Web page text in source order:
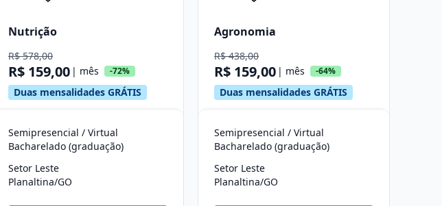
Nutrição
R$ 578,00
R$ 159,00 | mês -72%
Duas mensalidades GRÁTIS
Semipresencial / Virtual
Bacharelado (graduação)
Setor Leste
Planaltina/GO
Agronomia
R$ 438,00
R$ 159,00 | mês -64%
Duas mensalidades GRÁTIS
Semipresencial / Virtual
Bacharelado (graduação)
Setor Leste
Planaltina/GO